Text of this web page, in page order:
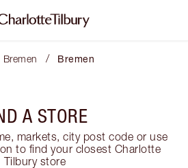
Bremen / Bremen
A STORE
markets, city post code or use
to find your closest Charlotte
Tilbury store